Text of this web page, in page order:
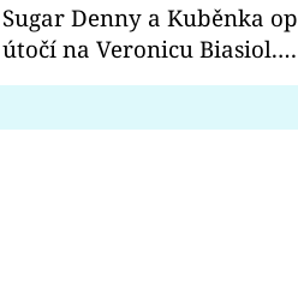
Sugar Denny a Kuběnka
útočí na Veronicu Biasiol.
Proč je podle nich falešná a